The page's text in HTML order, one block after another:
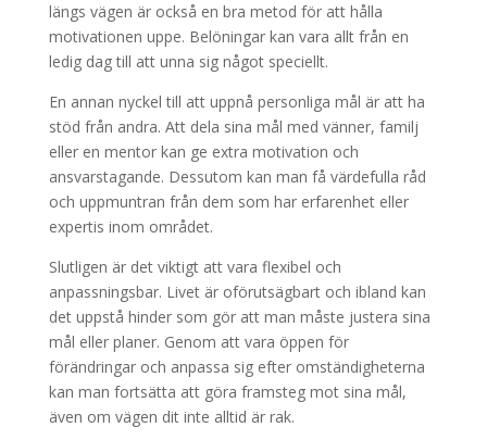
längs vägen är också en bra metod för att hålla
motivationen uppe. Belöningar kan vara allt från en
ledig dag till att unna sig något speciellt.
En annan nyckel till att uppnå personliga mål är att ha
stöd från andra. Att dela sina mål med vänner, familj
eller en mentor kan ge extra motivation och
ansvarstagande. Dessutom kan man få värdefulla råd
och uppmuntran från dem som har erfarenhet eller
expertis inom området.
Slutligen är det viktigt att vara flexibel och
anpassningsbar. Livet är oförutsägbart och ibland kan
det uppstå hinder som gör att man måste justera sina
mål eller planer. Genom att vara öppen för
förändringar och anpassa sig efter omständigheterna
kan man fortsätta att göra framsteg mot sina mål,
även om vägen dit inte alltid är rak.